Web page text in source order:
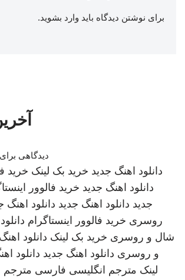
برای نوشتن دیدگاه باید وارد بشوید.
دیدگاهی
دانلود اهنگ جدید خرید بک لینک خرید
دانلود اهنگ جدید خرید فالوور
جدید دانلود اهنگ جدید دانلود اهنگ
روسری خرید فالوور اینستاگرام
شال و روسری خرید بک لینک دانلود
و روسری دانلود اهنگ جدید دانلود
لینک مترجم انگلیسی فارسی مترجم